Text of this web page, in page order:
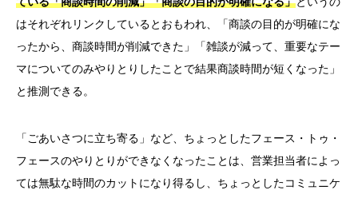
はそれぞれリンクしているとおもわれ、「商談の目的が明確にな
ったから、商談時間が削減できた」「雑談が減って、重要なテー
マについてのみやりとりしたことで結果商談時間が短くなった」
と推測できる。
「ごあいさつに立ち寄る」など、ちょっとしたフェース・トゥ・
フェースのやりとりができなくなったことは、営業担当者によっ
ては無駄な時間のカットになり得るし、ちょっとしたコミュニケ